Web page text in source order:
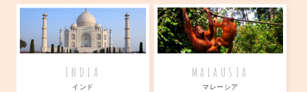
INDIA
インド
MALAUSIA
マレーシア